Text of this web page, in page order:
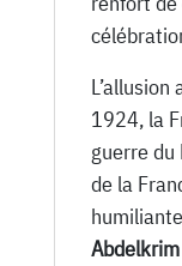
L’allusion
1924, la
guerre du
de la